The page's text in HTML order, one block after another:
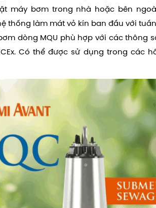
máy bơm trong nhà hoặc bên
thống làm mát vỏ kín ban đầu với
dòng MQU phù hợp với các thông
Có thể được sử dụng trong các